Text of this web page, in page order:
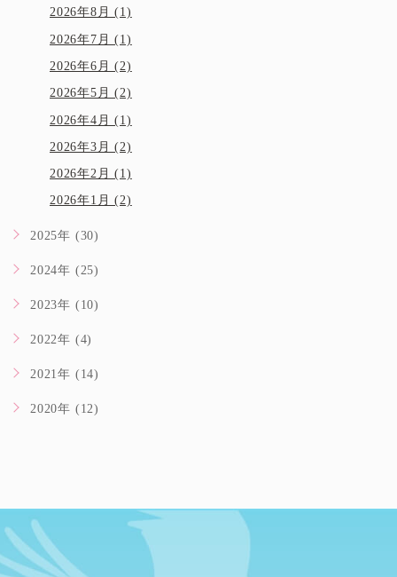
2026年8月 (1)
2026年7月 (1)
2026年6月 (2)
2026年5月 (2)
2026年4月 (1)
2026年3月 (2)
2026年2月 (1)
2026年1月 (2)
2025年 (30)
2024年 (25)
2023年 (10)
2022年 (4)
2021年 (14)
2020年 (12)